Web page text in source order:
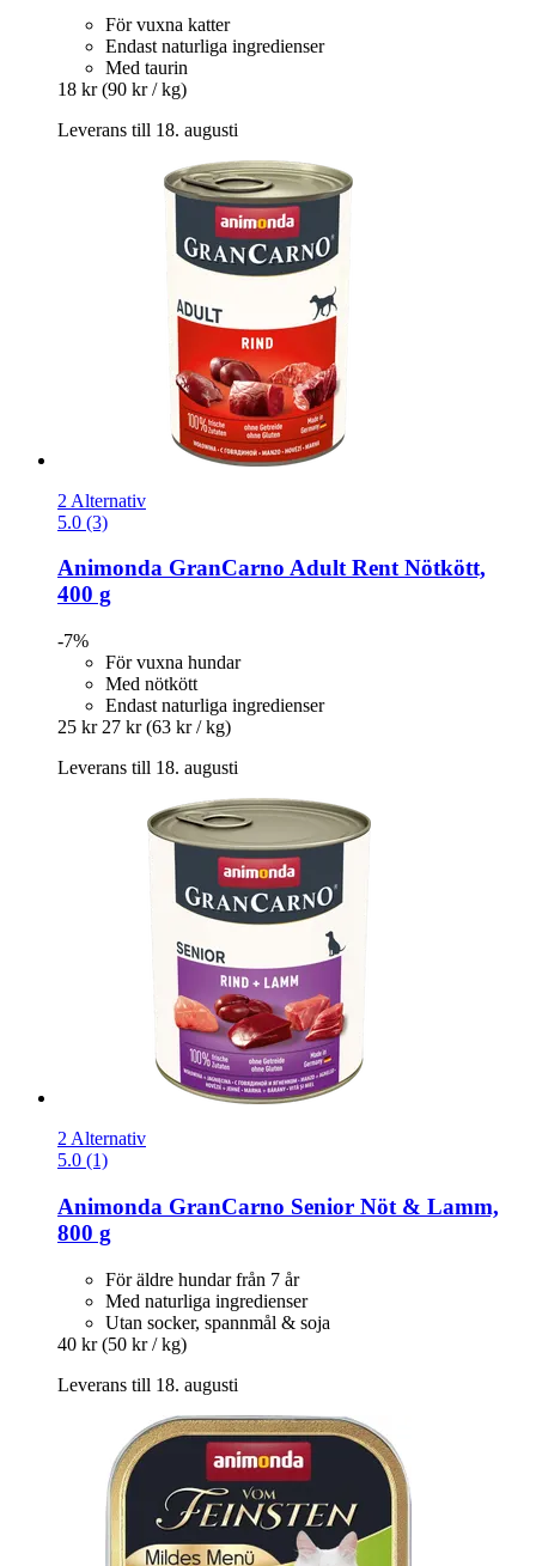
För vuxna katter
Endast naturliga ingredienser
Med taurin
18 kr (90 kr / kg)
Leverans till 18. augusti
2 Alternativ
5.0 (3)
Animonda GranCarno Adult Rent Nötkött,
400 g
-7%
För vuxna hundar
Med nötkött
Endast naturliga ingredienser
25 kr 27 kr (63 kr / kg)
Leverans till 18. augusti
2 Alternativ
5.0 (1)
Animonda GranCarno Senior Nöt & Lamm,
800 g
För äldre hundar från 7 år
Med naturliga ingredienser
Utan socker, spannmål & soja
40 kr (50 kr / kg)
Leverans till 18. augusti